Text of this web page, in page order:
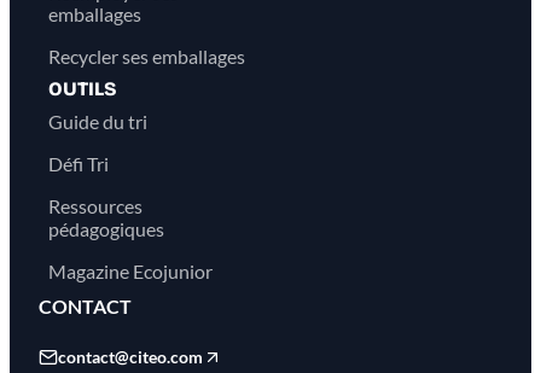
emballages
Recycler ses emballages
OUTILS
Guide du tri
Défi Tri
Ressources
pédagogiques
Magazine Ecojunior
CONTACT
contact@citeo.com